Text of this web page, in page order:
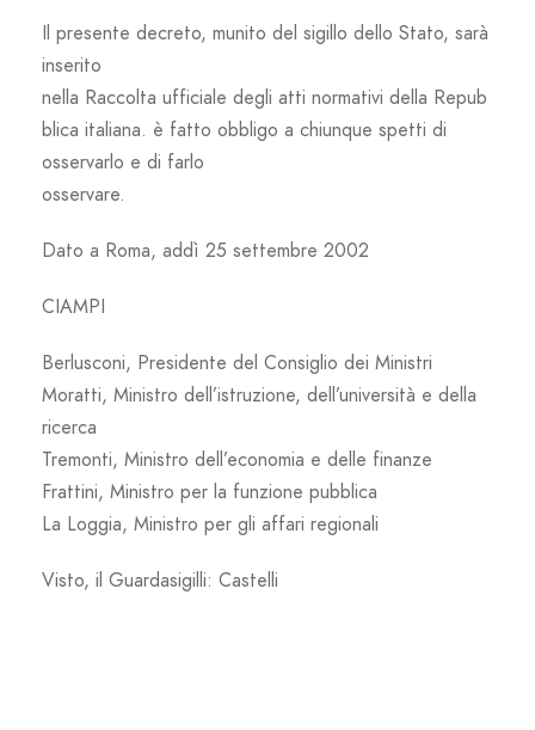
Il presente decreto, munito del sigillo dello Stato, sarà
inserito
nella Raccolta ufficiale degli atti normativi della Repub
blica italiana. è fatto obbligo a chiunque spetti di
osservarlo e di farlo
osservare.
Dato a Roma, addì 25 settembre 2002
CIAMPI
Berlusconi, Presidente del Consiglio dei Ministri
Moratti, Ministro dell’istruzione, dell’università e della
ricerca
Tremonti, Ministro dell’economia e delle finanze
Frattini, Ministro per la funzione pubblica
La Loggia, Ministro per gli affari regionali
Visto, il Guardasigilli: Castelli